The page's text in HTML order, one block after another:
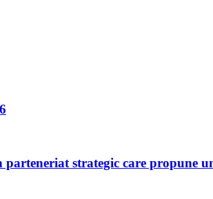
strategic care propune